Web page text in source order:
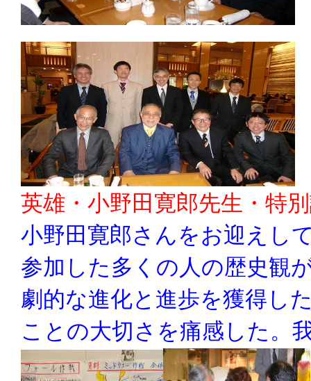
英雄・小野田寛郎先生・特
小野田寛郎さんをお迎えし
参加した多くの人の歴史観
劇的な進化と進歩を獲得し
ことの大切さを痛感した。